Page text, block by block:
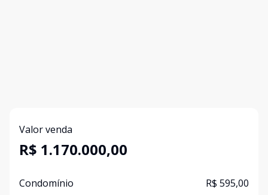
Valor venda
R$ 1.170.000,00
Condomínio R$ 595,00